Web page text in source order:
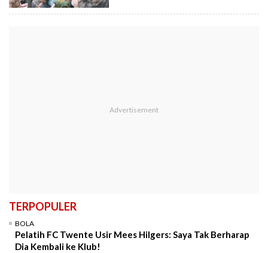
TERPOPULER
BOLA
Pelatih FC Twente Usir Mees Hilgers: Saya Tak Berharap
Dia Kembali ke Klub!